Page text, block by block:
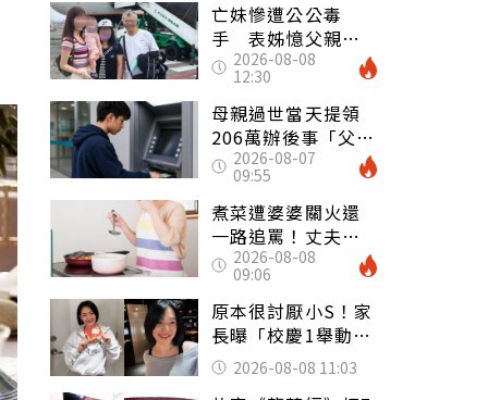
亡妹慘遭公公毒
手 表姊憶父親節
前夕：小舅舅仍到
殯儀館陪她說話
2026-08-08
12:30
母親過世當天提領
206萬辦後事「父子
遭判刑」 律師：
搶錢先下手是罪
2026-08-07
09:55
煮菜遭婆婆關火還
一路追罵！丈夫勸
別計較「媽媽老
了」 人妻超崩
潰：我像台傭
2026-08-08
09:06
原本很討厭小S！家
長曝「校慶1舉動」
讓她徹底改觀 網
友洗版認證
2026-08-08 11:03